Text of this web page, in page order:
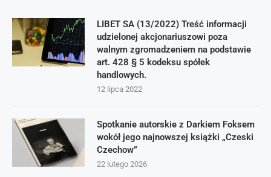
LIBET SA (13/2022) Treść informacji
udzielonej akcjonariuszowi poza
walnym zgromadzeniem na podstawie
art. 428 § 5 kodeksu spółek
handlowych.
12 lipca 2022
Spotkanie autorskie z Darkiem Foksem
wokół jego najnowszej książki „Czeski
Czechow”
22 lutego 2026